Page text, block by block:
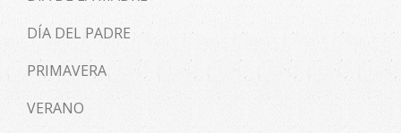
DÍA DEL PADRE
PRIMAVERA
VERANO